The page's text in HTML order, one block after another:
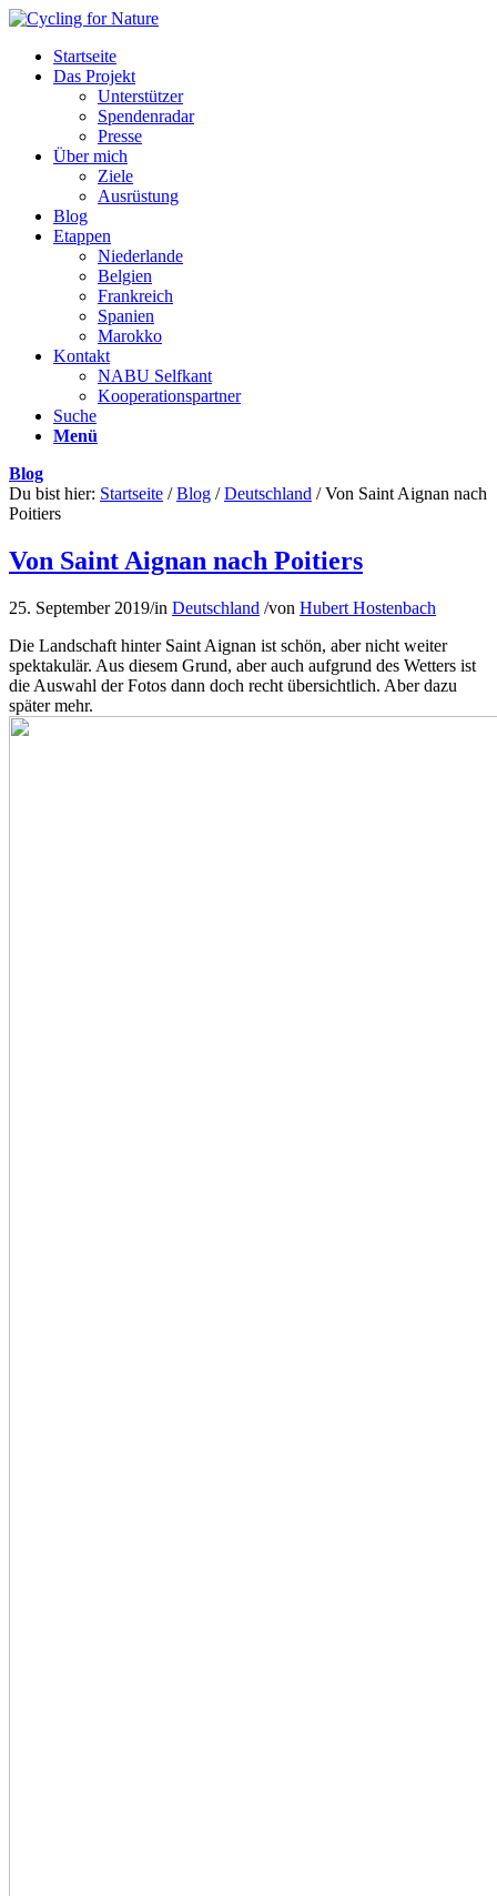
Startseite
Das Projekt
Unterstützer
Spendenradar
Presse
Über mich
Ziele
Ausrüstung
Blog
Etappen
Niederlande
Belgien
Frankreich
Spanien
Marokko
Kontakt
NABU Selfkant
Kooperationspartner
Suche
Menü
Blog
Du bist hier: Startseite / Blog / Deutschland / Von Saint Aignan nach
Poitiers
Von Saint Aignan nach Poitiers
25. September 2019/in Deutschland /von Hubert Hostenbach
Die Landschaft hinter Saint Aignan ist schön, aber nicht weiter
spektakulär. Aus diesem Grund, aber auch aufgrund des Wetters ist
die Auswahl der Fotos dann doch recht übersichtlich. Aber dazu
später mehr.